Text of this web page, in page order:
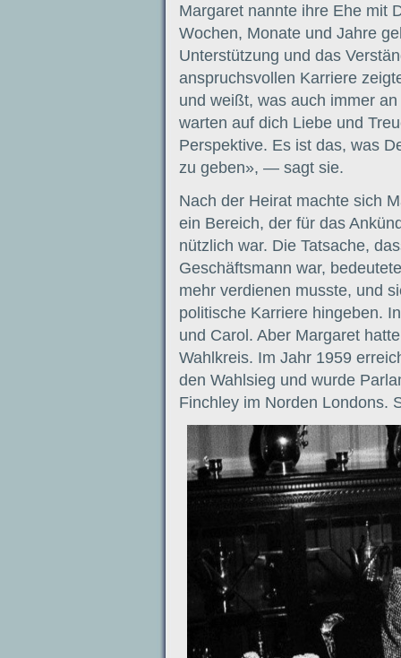
Margaret nannte ihre Ehe mit
Wochen, Monate und Jahre
Unterstützung und das
anspruchsvollen Karriere
und weißt, was auch immer
warten auf dich Liebe und
Perspektive. Es ist das, was
zu geben», — sagt sie.
Nach der Heirat machte sich
ein Bereich, der für das
nützlich war. Die Tatsache,
Geschäftsmann war,
mehr verdienen musste, und
politische Karriere hingeben.
und Carol. Aber Margaret
Wahlkreis. Im Jahr 1959
den Wahlsieg und wurde
Finchley im Norden Londons.